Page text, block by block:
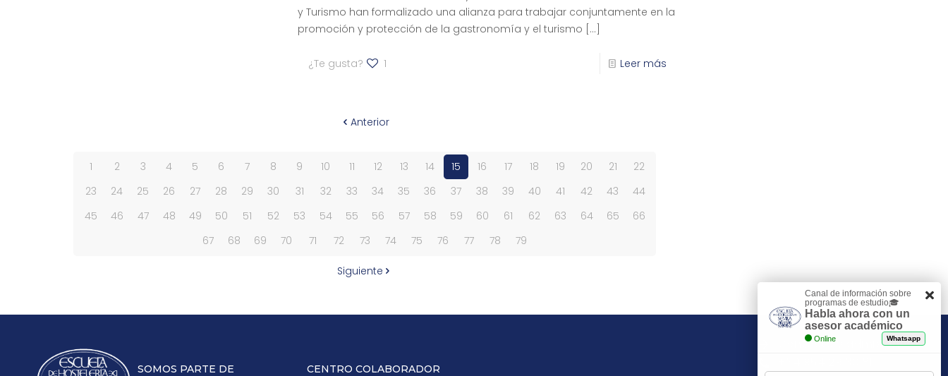
y Turismo han formalizado una alianza para trabajar conjuntamente en la
promoción y protección de la gastronomía y el turismo […]
¿Te gusta? 1 Leer más
Anterior
1 2 3 4 5 6 7 8 9 10 11 12 13 14 15 16 17 18 19 20 21
22
23
24 25 26 27 28 29 30 31 32 33 34 35 36 37 38 39 40 41 42 43
44
45
46 47 48 49 50 51 52 53 54 55 56 57 58 59 60 61 62 63 64 65
66
67
68 69 70 71 72 73 74 75 76 77 78 79
Siguiente
SOMOS PARTE DE CENTRO COLABORADOR
Contacto y admisiones
Canal de información sobre
programas de estudio🎓
Habla ahora con un
asesor académico
Online Whatsapp